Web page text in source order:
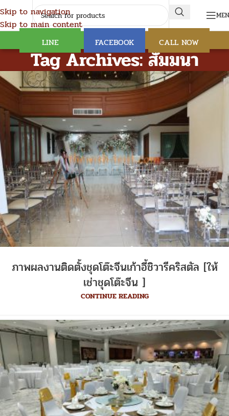
Skip to navigation
Skip to main content
LINE FACEBOOK CALL NOW
Tag Archives: สัมมนา
ภาพผลงานติดตั้งชุดโต๊ะจีนเก้าอี้ชิวารีคริสตัล [ให้
เช่าชุดโต๊ะจีน ]
CONTINUE READING